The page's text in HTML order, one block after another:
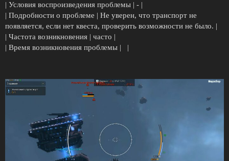
| Условия воспроизведения проблемы | - |
| Подробности о проблеме | Не уверен, что транспорт не
появляется, если нет квеста, проверить возможности не было. |
| Частота возникновения | часто |
| Время возникновения проблемы | |